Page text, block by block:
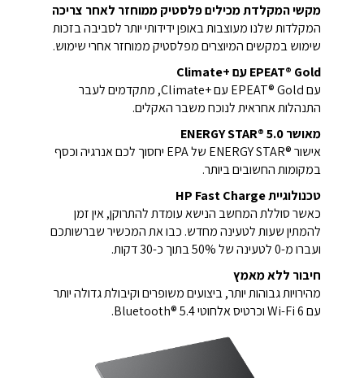
מקשי המקלדת מכילים פלסטיק ממוחזר לאחר צריכה
המקלדות שלנו מעוצבות באופן ידידותי יותר לסביבה בזכות
שימוש במקשים המיוצרים מפלסטיק ממוחזר אחרי שימוש.
EPEAT® Gold עם Climate+‎
עם EPEAT® Gold עם Climate+‎, מתקדמים לעבר
התנהלות אחראית לנוכח משבר האקלים.
מאושר ENERGY STAR‎®‎ 5.0‎‏
אישור ENERGY STAR®‎ של EPA יחסוך לכם אנרגיה וכסף
במקומות החשובים ביותר.
טכנולוגיית HP Fast Charge
כאשר סוללת המחשב הנישא עומדת להתרוקן, אין זמן
להמתין שעות לטעינה מחדש. כבו את המכשיר שברשותכם
ועברו מ-0 לטעינה של 50% בתוך כ-30 דקות.
חיבור ללא מאמץ
מהירויות גבוהות יותר, ביצועים משופרים וקיבולת גדולה יותר
עם Wi-Fi 6 וכרטיס אלחוטי Bluetooth® 5.4.